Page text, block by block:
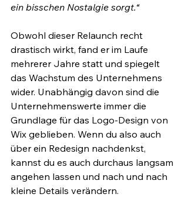
ein bisschen Nostalgie sorgt.“
Obwohl dieser Relaunch recht
drastisch wirkt, fand er im Laufe
mehrerer Jahre statt und spiegelt
das Wachstum des Unternehmens
wider. Unabhängig davon sind die
Unternehmenswerte immer die
Grundlage für das Logo-Design von
Wix geblieben. Wenn du also auch
über ein Redesign nachdenkst,
kannst du es auch durchaus langsam
angehen lassen und nach und nach
kleine Details verändern.